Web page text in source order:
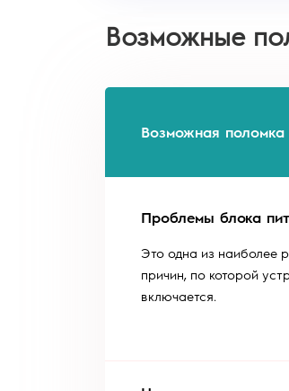
Возможные
Возможная поломка
Проблемы блока
Это одна из наиболее
причин, по которой
включается.